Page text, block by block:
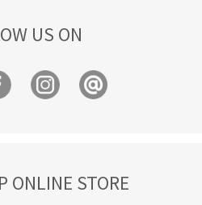
US ON
ONLINE STORE